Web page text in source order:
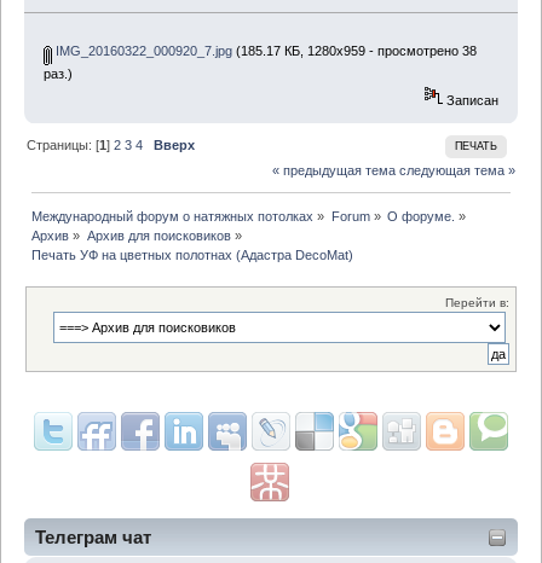
Телеграм чат
IMG_20160322_000920_7.jpg(185.17 КБ, 1280x959 - просмотрено 38
раз.)
Записан
ПЕЧАТЬ
Страницы: [1]2 3 4
Вверх
« предыдущая тема следующая тема »
Международный форум о натяжных потолках » Forum» О форуме. »
Архив » Архив для поисковиков»
Печать УФ на цветных полотнах (Адастра DecoMat)
Перейти в: